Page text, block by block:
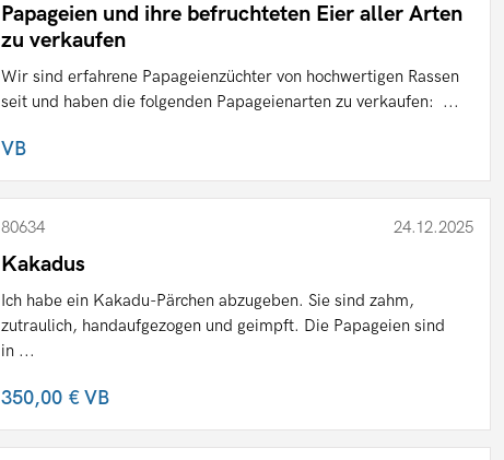
Papageien und ihre befruchteten Eier aller Arten
zu verkaufen
Wir sind erfahrene Papageienzüchter von hochwertigen Rassen
seit und haben die folgenden Papageienarten zu verkaufen: ...
VB
80634 24.12.2025
Kakadus
Ich habe ein Kakadu-Pärchen abzugeben. Sie sind zahm,
zutraulich, handaufgezogen und geimpft. Die Papageien sind
in ...
350,00 €VB